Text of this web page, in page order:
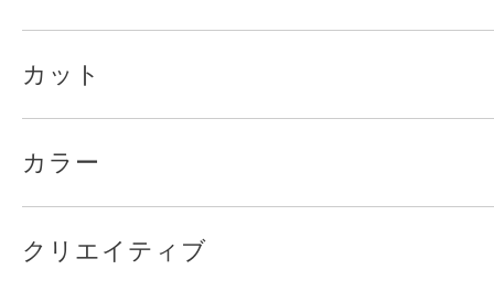
カット
カラー
クリエイティブ